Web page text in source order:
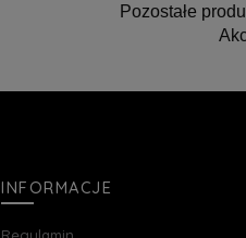
Pozostałe
INFORMACJE